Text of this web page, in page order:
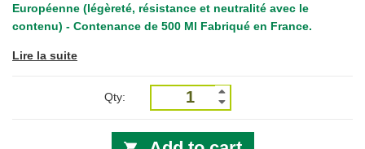
Européenne (légèreté, résistance et neutralité avec le
contenu) - Contenance de 500 Ml Fabriqué en France.
Lire la suite
Qty: